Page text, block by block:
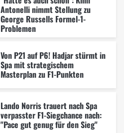
Antonelli nimmt Stellung zu
George Russells Formel-1-
Problemen
Von P21 auf P6! Hadjar stürmt in
Spa mit strategischem
Masterplan zu F1-Punkten
Lando Norris trauert nach Spa
verpasster F1-Siegchance nach:
"Pace gut genug für den Sieg"